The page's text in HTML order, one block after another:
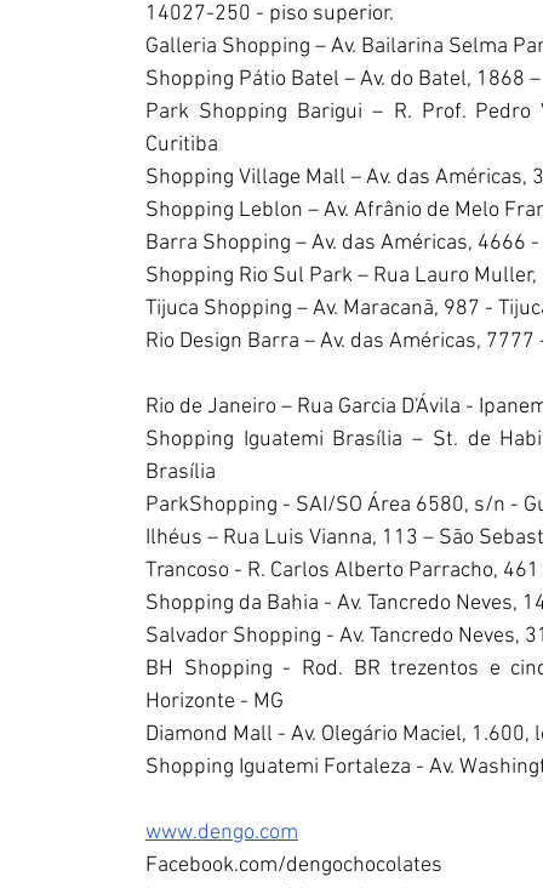
14027-250 - piso superior.
Galleria Shopping – Av. Bailarina Selma
Shopping Pátio Batel – Av. do Batel, 1868
Park Shopping Barigui – R. Prof.
Curitiba
Shopping Village Mall – Av. das Américas,
Shopping Leblon – Av. Afrânio de Melo
Barra Shopping – Av. das Américas, 4666
Shopping Rio Sul Park – Rua Lauro
Tijuca Shopping – Av. Maracanã, 987 -
Rio Design Barra – Av. das Américas,
Rio de Janeiro – Rua Garcia D'Ávila -
Shopping Iguatemi Brasília – St. de
Brasília
ParkShopping - SAI/SO Área 6580, s/n -
Ilhéus – Rua Luis Vianna, 113 – São
Trancoso - R. Carlos Alberto Parracho,
Shopping da Bahia - Av. Tancredo Neves,
Salvador Shopping - Av. Tancredo Neves,
BH Shopping - Rod. BR trezentos e
Horizonte - MG
Diamond Mall - Av. Olegário Maciel,
Shopping Iguatemi Fortaleza - Av.
www.dengo.com
Facebook.com/dengochocolates